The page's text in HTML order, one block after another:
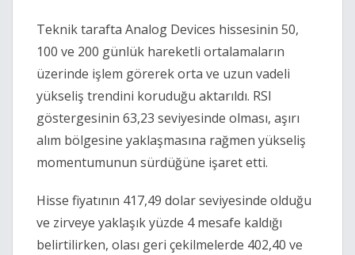
Teknik tarafta Analog Devices hissesinin 50,
100 ve 200 günlük hareketli ortalamaların
üzerinde işlem görerek orta ve uzun vadeli
yükseliş trendini koruduğu aktarıldı. RSI
göstergesinin 63,23 seviyesinde olması, aşırı
alım bölgesine yaklaşmasına rağmen yükseliş
momentumunun sürdüğüne işaret etti.
Hisse fiyatının 417,49 dolar seviyesinde olduğu
ve zirveye yaklaşık yüzde 4 mesafe kaldığı
belirtilirken, olası geri çekilmelerde 402,40 ve